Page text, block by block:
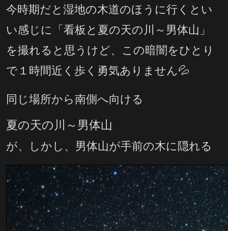
今時期だと湿地の木道のほうに行くとい
い感じに「看板と夏の天の川～男体山」
を撮れると思うけど、この暗闇をひとり
で１時間近く歩く勇気ありません💦
同じ場所から南側へ向ける
夏の天の川～男体山
が、しかし、男体山が手前の木に隠れる